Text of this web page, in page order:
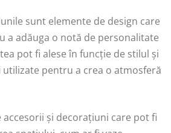
sunt elemente de design care
a adăuga o notă de personalitate
pot fi alese în funcție de stilul și
utilizate pentru a crea o atmosferă
accesorii și decorațiuni care pot fi